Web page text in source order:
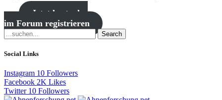
Jetzt kostenlos
im Forum registrieren
Search
Social Links
Instagram 10 Followers
Facebook 2K Likes
Twitter 10 Followers